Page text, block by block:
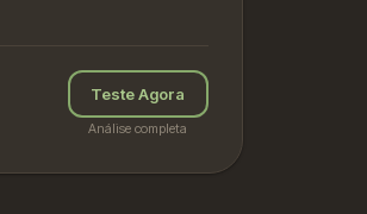
Teste Agora
Análise completa